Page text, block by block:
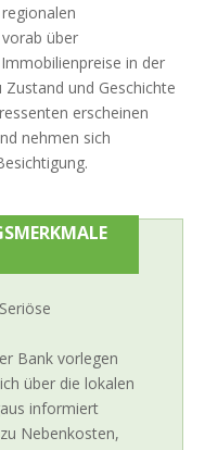
über
in der
und Geschichte
erscheinen
nehmen sich
Seriöse
Bank vorlegen
über die lokalen
informiert
Nebenkosten,